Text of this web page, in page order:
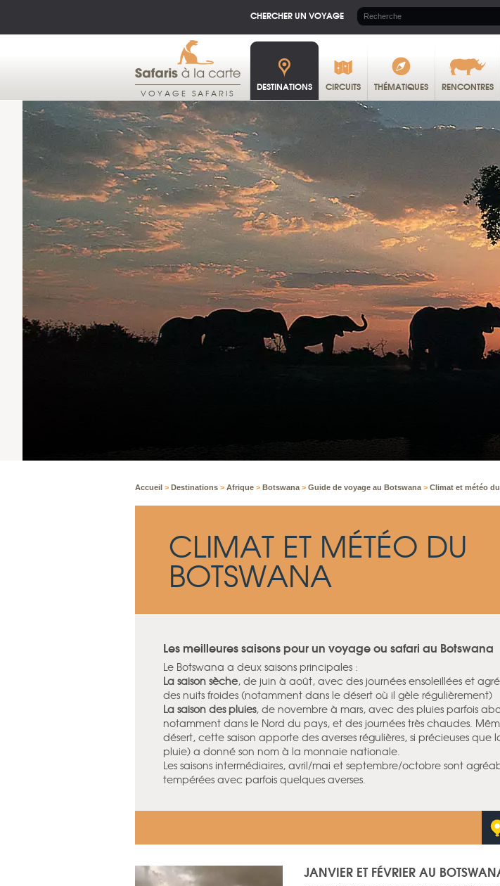
CHERCHER UN VOYAGE
VOYAGE SAFARIS DESTINATIONS CIRCUITS THÉMATIQUES RENCONTRES
Accueil > Destinations > Afrique > Botswana > Guide de voyage au Botswana > Climat et météo
CLIMAT ET MÉTÉO DU
BOTSWANA
Les meilleures saisons pour un voyage ou safari au Botswana
Le Botswana a deux saisons principales :
La saison sèche, de juin à août, avec des journées ensoleillées et
des nuits froides (notamment dans le désert où il gèle régulièrement)
La saison des pluies, de novembre à mars, avec des pluies parfois
notamment dans le Nord du pays, et des journées très chaudes.
désert, cette saison apporte des averses régulières, si précieuses que
pluie) a donné son nom à la monnaie nationale.
Les saisons intermédiaires, avril/mai et septembre/octobre sont
tempérées avec parfois quelques averses.
JANVIER ET FÉVRIER AU